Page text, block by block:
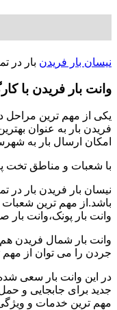
نیسان بار فریدن بار در
وانت بار فریدن با
یکی از مهم ترین مراحل
فریدن بار به عنوان
امکان ارسال بار به شهرستان با با
با شعبات و مناطق تخت
نیسان بار فریدن بار
باشد.از مهم ترین شعبات
وانت بار پونک،وانت بار
وانت بار شمال فریدن هم
جردن را می توان از
در این وانت بار سعی
جدید برای جابجایی و
مهم ترین خدمات و